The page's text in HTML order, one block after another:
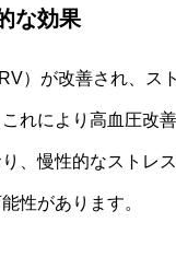
な効果
）が改善され、ス
れにより高血圧改
り、慢性的なストレ
性があります。